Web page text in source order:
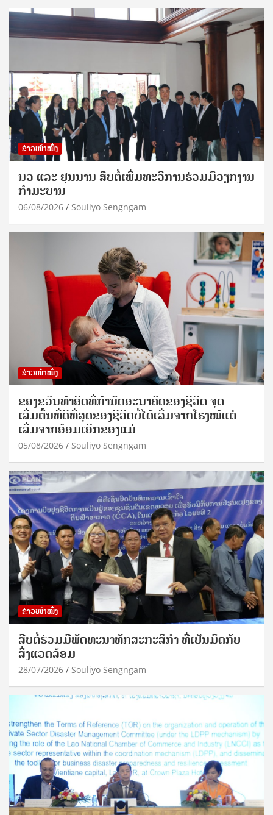
ຂ່າວໜ້າໜຶ່ງ
ນວ ແລະ ຢຸນນານ ສືບຕໍ່ເພີ່ມທະວີການຮ່ວມມືວຽກງານ
ກຳມະບານ
06/08/2026 Souliyo Sengngam
ຂ່າວໜ້າໜຶ່ງ
ຂອງຂວັນທໍາອິດທີ່ກໍານົດອະນາຄົດຂອງຊີວິດ ຈຸດ
ເລີ່ມຕົ້ນທີ່ດີທີ່ສຸດຂອງຊີວິດບໍ່ໄດ້ເລີ່ມຈາກໂຮງໝໍແຕ່
ເລີ່ມຈາກອ້ອມເອິກຂອງແມ່
05/08/2026 Souliyo Sengngam
ຂ່າວໜ້າໜຶ່ງ
ສືບຕໍ່ຮ່ວມມືພັດທະນາທັກສະກະສິກຳ ທີ່ເປັນມິດກັບ
ສິ່ງແວດລ້ອມ
28/07/2026 Souliyo Sengngam